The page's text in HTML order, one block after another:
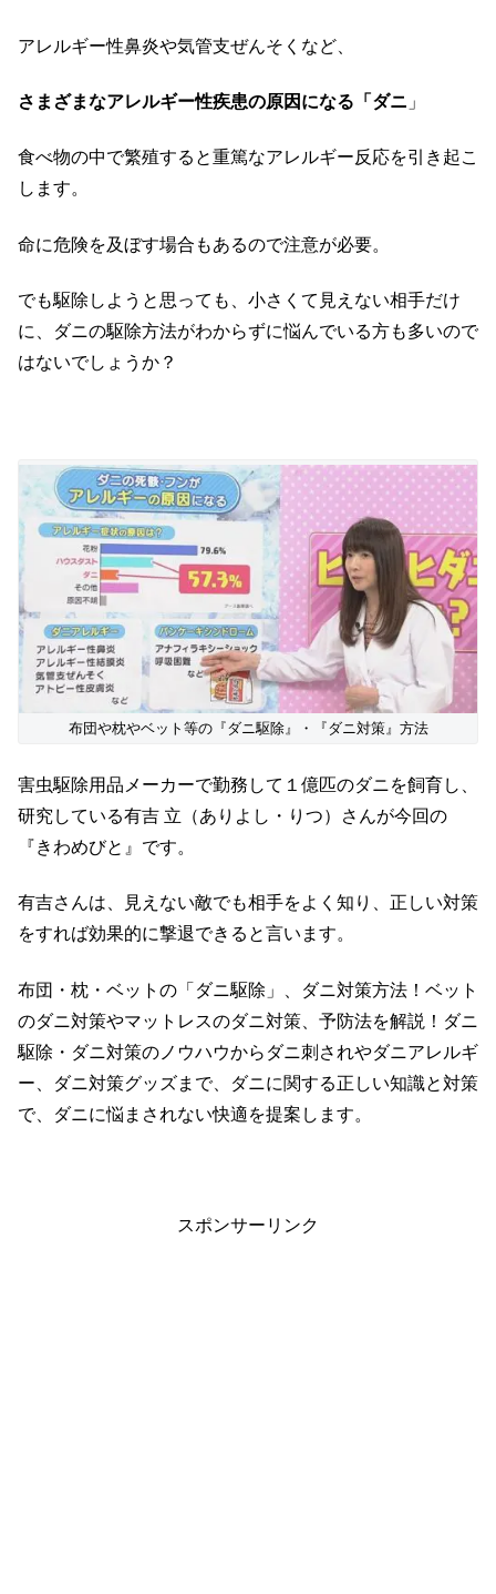
アレルギー性鼻炎や気管支ぜんそくなど、
さまざまなアレルギー性疾患の原因になる「ダニ 」
食べ物の中で繁殖すると重篤なアレルギー反応を引き起こ
します。
命に危険を及ぼす場合もあるので注意が必要。
でも駆除しようと思っても、小さくて見えない相手だけ
に、ダニの駆除方法がわからずに悩んでいる方も多いので
はないでしょうか？
布団や枕やベット等の『ダニ駆除』・『ダニ対策』方法
害虫駆除用品メーカーで勤務して１億匹のダニを飼育し、
研究している有吉 立（ありよし・りつ）さんが今回の
『きわめびと』です。
有吉さんは、見えない敵でも相手をよく知り、正しい対策
をすれば効果的に撃退できると言います。
布団・枕・ベットの「ダニ駆除」、ダニ対策方法！ベット
のダニ対策やマットレスのダニ対策、予防法を解説！ダニ
駆除・ダニ対策のノウハウからダニ刺されやダニアレルギ
ー、ダニ対策グッズまで、ダニに関する正しい知識と対策
で、ダニに悩まされない快適を提案します。
スポンサーリンク